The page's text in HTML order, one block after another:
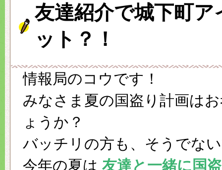
友達紹介で城下町ア
ット？！
情報局のコウです！
みなさま夏の国盗り計画は
ょうか？
バッチリの方も、そうでな
今年の夏は 友達と一緒に国